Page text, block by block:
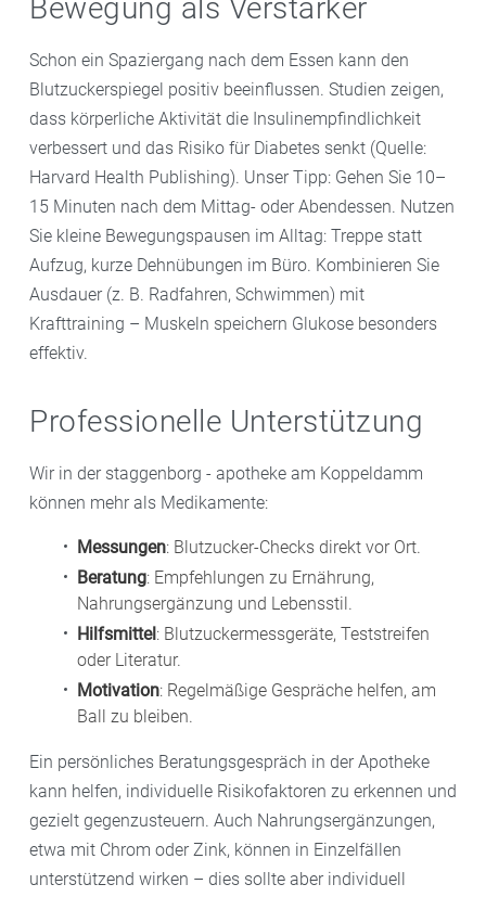
Bewegung als Verstärker
Schon ein Spaziergang nach dem Essen kann den
Blutzuckerspiegel positiv beeinflussen. Studien zeigen,
dass körperliche Aktivität die Insulinempfindlichkeit
verbessert und das Risiko für Diabetes senkt (Quelle:
Harvard Health Publishing). Unser Tipp: Gehen Sie 10–
15 Minuten nach dem Mittag- oder Abendessen. Nutzen
Sie kleine Bewegungspausen im Alltag: Treppe statt
Aufzug, kurze Dehnübungen im Büro. Kombinieren Sie
Ausdauer (z. B. Radfahren, Schwimmen) mit
Krafttraining – Muskeln speichern Glukose besonders
effektiv.
Professionelle Unterstützung
Wir in der staggenborg - apotheke am Koppeldamm
können mehr als Medikamente:
Messungen: Blutzucker-Checks direkt vor Ort.
Beratung: Empfehlungen zu Ernährung,
Nahrungsergänzung und Lebensstil.
Hilfsmittel : Blutzuckermessgeräte, Teststreifen
oder Literatur.
Motivation: Regelmäßige Gespräche helfen, am
Ball zu bleiben.
Ein persönliches Beratungsgespräch in der Apotheke
kann helfen, individuelle Risikofaktoren zu erkennen und
gezielt gegenzusteuern. Auch Nahrungsergänzungen,
etwa mit Chrom oder Zink, können in Einzelfällen
unterstützend wirken – dies sollte aber individuell